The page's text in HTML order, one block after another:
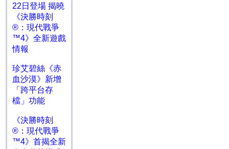
22日登場 揭曉
《決勝時刻
®：現代戰爭
™4》全新遊戲
情報
珍艾碧絲《赤
血沙漠》新增
「跨平台存
檔」功能
《決勝時刻
®：現代戰爭
™4》首揭全新